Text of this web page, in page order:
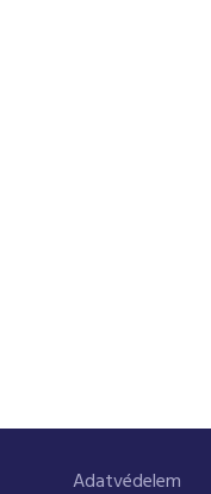
Adatvédelem